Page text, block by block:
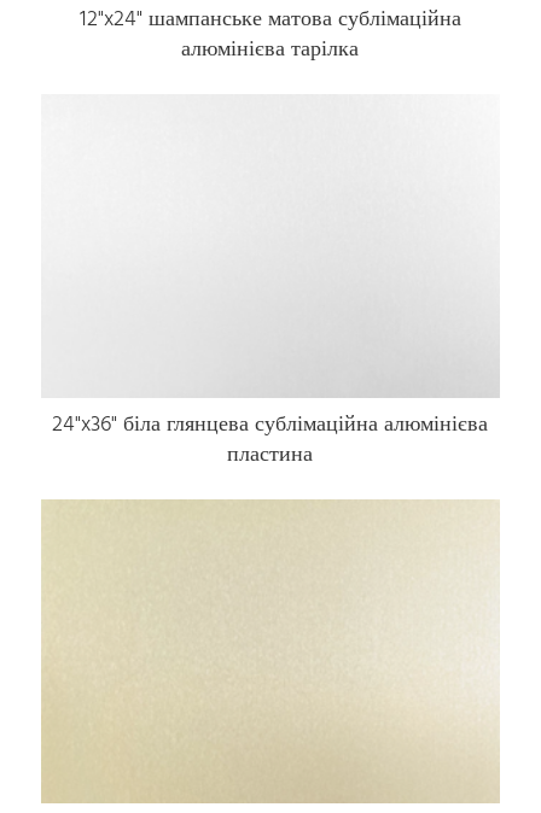
12"x24" шампанське матова сублімаційна
алюмінієва тарілка
24"x36" біла глянцева сублімаційна алюмінієва
пластина